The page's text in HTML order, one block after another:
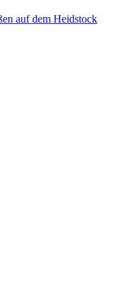
auf dem Heidstock